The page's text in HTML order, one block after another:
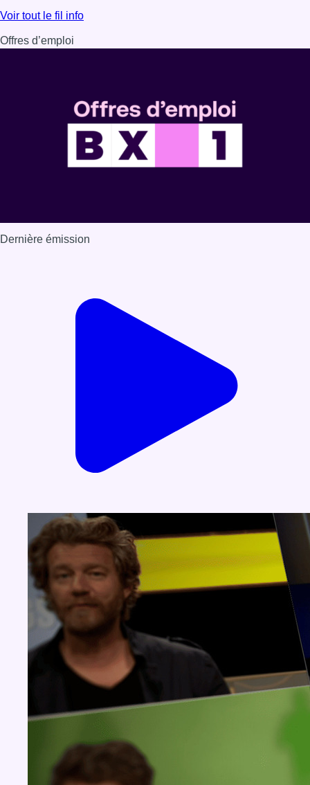
Lire l'article Au Moeraske, Bart Hanssens recense des
Voir tout le fil info
Offres d’emploi
Dernière émission